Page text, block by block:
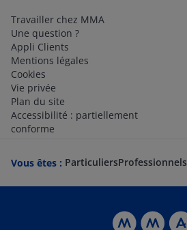
Travailler chez MMA
Une question ?
Appli Clients
Mentions légales
Cookies
Vie privée
Plan du site
Accessibilité : partiellement
conforme
Vous êtes : ParticuliersProfessionnels